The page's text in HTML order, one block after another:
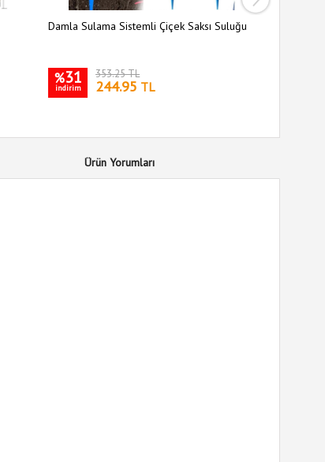
Damla Sulama Sistemli Çiçek Saksı Suluğu
%31
indirim
353.25 TL
244.95 TL
Ürün Yorumları